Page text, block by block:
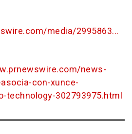
media/2995863...
news-
con-xunce-
technology-302793975.html